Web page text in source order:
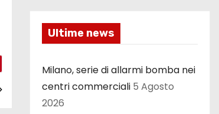
Ultime news
Milano, serie di allarmi bomba nei
centri commerciali 5 Agosto
2026